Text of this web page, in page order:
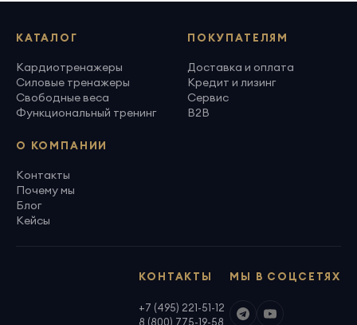
КАТАЛОГ
Кардиотренажеры
Силовые тренажеры
Свободные веса
Функциональный тренинг
ПОКУПАТЕЛЯМ
Доставка и оплата
Кредит и лизинг
Сервис
B2B
О КОМПАНИИ
Контакты
Почему мы
Блог
Кейсы
МЫ В СОЦСЕТЯХ
КОНТАКТЫ
+7 (495) 221-51-12
8 (800) 775-19-58